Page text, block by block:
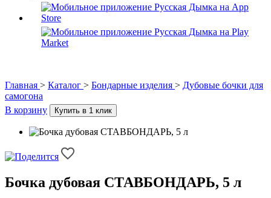
Главная > Каталог > Бондарные изделия > Дубовые бочки для
самогона
В корзину
Купить в 1 клик
Бочка дубовая СТАВБОНДАРЬ, 5 л